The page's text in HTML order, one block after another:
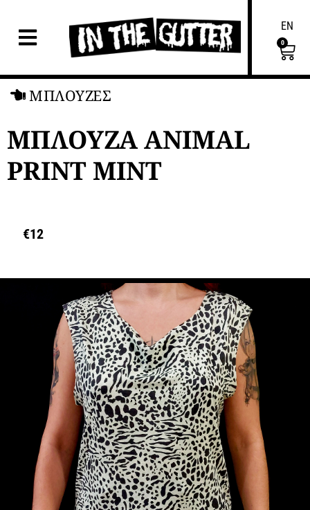
EN
0
ΜΠΛΟΥΖΕΣ
ΜΠΛΟΥΖΑ ANIMAL
PRINT MINT
€12